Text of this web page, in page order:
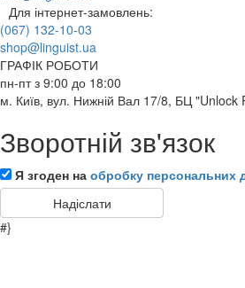
Для інтернет-замовлень:
(067) 132-10-03
shop@linguist.ua
ГРАФІК РОБОТИ
пн-пт з 9:00 до 18:00
м. Київ, вул. Нижній Вал 17/8, БЦ "Unlock
Зворотній зв'язок
Я згоден на обробку персональних
#}